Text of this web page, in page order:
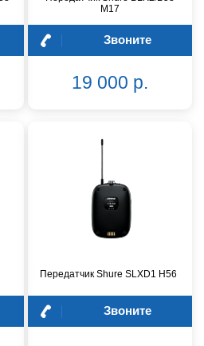
M17
Звоните
19 000 р.
Передатчик Shure SLXD1 H56
Звоните